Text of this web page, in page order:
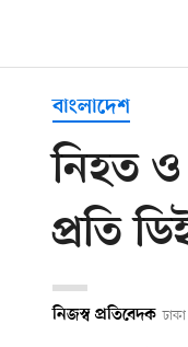
বাংলাদেশ
নিহত ও
প্রতি
নিজস্ব প্রতিবেদক ঢাকা